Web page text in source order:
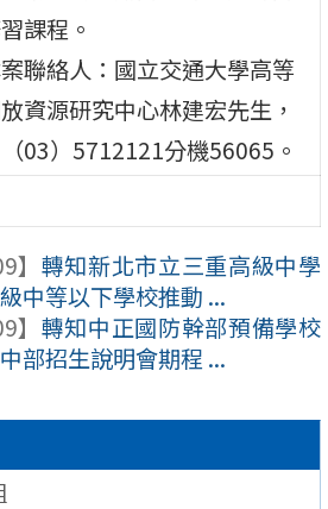
課程。
聯絡人：國立交通大學高等
資源研究中心林建宏先生，
03）5712121分機56065。
轉知新北市立三重高級中學
中等以下學校推動 ...
轉知中正國防幹部預備學校
部招生說明會期程 ...